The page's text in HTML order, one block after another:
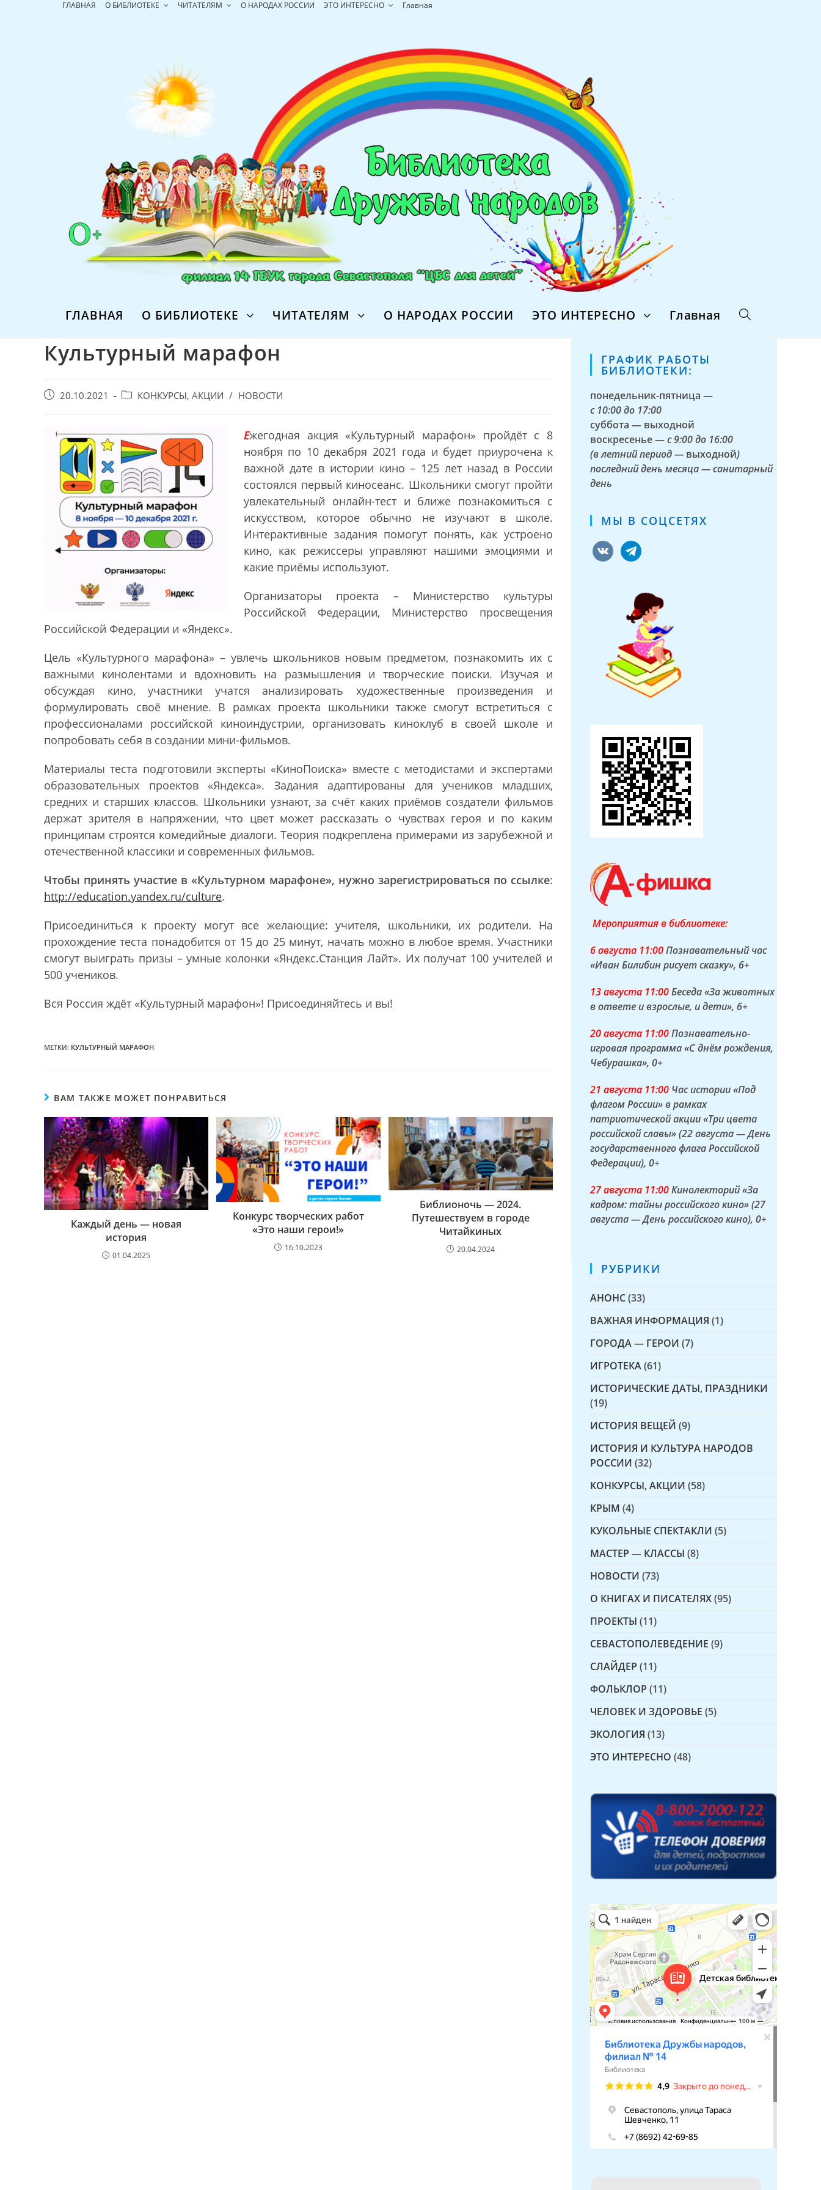
ГЛАВНАЯ О БИБЛИОТЕКЕ ЧИТАТЕЛЯМ О НАРОДАХ РОССИИ ЭТО ИНТЕРЕСНО Главная
ГЛАВНАЯ О БИБЛИОТЕКЕ ЧИТАТЕЛЯМ О НАРОДАХ РОССИИ ЭТО ИНТЕРЕСНО Главная
Культурный марафон
Запись20.10.2021
Post КОНКУРСЫ, АКЦИИ / НОВОСТИ
Ежегодная акция «Культурный марафон» пройдёт с 8
ноября по 10 декабря 2021 года и будет приурочена к
важной дате в истории кино – 125 лет назад в России
состоялся первый киносеанс. Школьники смогут пройти
увлекательный онлайн-тест и ближе познакомиться с
искусством, которое обычно не изучают в школе.
Интерактивные задания помогут понять, как устроено
кино, как режиссеры управляют нашими эмоциями и
какие приёмы используют.
Организаторы проекта – Министерство культуры
Российской Федерации, Министерство просвещения
Российской Федерации и «Яндекс».
Цель «Культурного марафона» – увлечь школьников новым предметом, познакомить их с
важными кинолентами и вдохновить на размышления и творческие поиски. Изучая и
обсуждая кино, участники учатся анализировать художественные произведения и
формулировать своё мнение. В рамках проекта школьники также смогут встретиться с
профессионалами российской киноиндустрии, организовать киноклуб в своей школе и
попробовать себя в создании мини-фильмов.
Материалы теста подготовили эксперты «КиноПоиска» вместе с методистами и экспертами
образовательных проектов «Яндекса». Задания адаптированы для учеников младших,
средних и старших классов. Школьники узнают, за счёт каких приёмов создатели фильмов
держат зрителя в напряжении, что цвет может рассказать о чувствах героя и по каким
принципам строятся комедийные диалоги. Теория подкреплена примерами из зарубежной и
отечественной классики и современных фильмов.
Чтобы принять участие в «Культурном марафоне», нужно зарегистрироваться по ссылке:
http://education.yandex.ru/culture.
Присоединиться к проекту могут все желающие: учителя, школьники, их родители. На
прохождение теста понадобится от 15 до 25 минут, начать можно в любое время. Участники
смогут выиграть призы – умные колонки «Яндекс.Станция Лайт». Их получат 100 учителей и
500 учеников.
Вся Россия ждёт «Культурный марафон»! Присоединяйтесь и вы!
МЕТКИ: КУЛЬТУРНЫЙ МАРАФОН
ВАМ ТАКЖЕ МОЖЕТ ПОНРАВИТЬСЯ
Каждый день — новая
история
01.04.2025
Конкурс творческих работ
«Это наши герои!»
16.10.2023
Библионочь — 2024.
Путешествуем в городе
Читайкиных
20.04.2024
ГРАФИК РАБОТЫ
БИБЛИОТЕКИ:
понедельник-пятница —
с 10:00 до 17:00
суббота — выходной
воскресенье —с 9:00 до 16:00
(в летний период — выходной)
последний день месяца — санитарный
день
МЫ В СОЦСЕТЯХ
vkontaktetelegram
Мероприятия в библиотеке:
6 августа 11:00Познавательный час
«Иван Билибин рисует сказку», 6+
13 августа 11:00Беседа «За животных
в ответе и взрослые, и дети», 6+
20 августа 11:00Познавательно-
игровая программа «С днём рождения,
Чебурашка», 0+
21 августа 11:00 Час истории «Под
флагом России» в рамках
патриотической акции «Три цвета
российской славы» (22 августа — День
государственного флага Российской
Федерации), 0+
27 августа 11:00Кинолекторий «За
кадром: тайны российского кино» (27
августа — День российского кино), 0+
РУБРИКИ
АНОНС(33)
ВАЖНАЯ ИНФОРМАЦИЯ (1)
ГОРОДА — ГЕРОИ (7)
ИГРОТЕКА(61)
ИСТОРИЧЕСКИЕ ДАТЫ, ПРАЗДНИКИ
(19)
ИСТОРИЯ ВЕЩЕЙ (9)
ИСТОРИЯ И КУЛЬТУРА НАРОДОВ
РОССИИ (32)
КОНКУРСЫ, АКЦИИ (58)
КРЫМ (4)
КУКОЛЬНЫЕ СПЕКТАКЛИ (5)
МАСТЕР — КЛАССЫ (8)
НОВОСТИ (73)
О КНИГАХ И ПИСАТЕЛЯХ(95)
ПРОЕКТЫ (11)
СЕВАСТОПОЛЕВЕДЕНИЕ (9)
СЛАЙДЕР (11)
ФОЛЬКЛОР (11)
ЧЕЛОВЕК И ЗДОРОВЬЕ (5)
ЭКОЛОГИЯ (13)
ЭТО ИНТЕРЕСНО (48)
Детская библиотека № 14 Дружбы народов
Библиотека в Севастополе